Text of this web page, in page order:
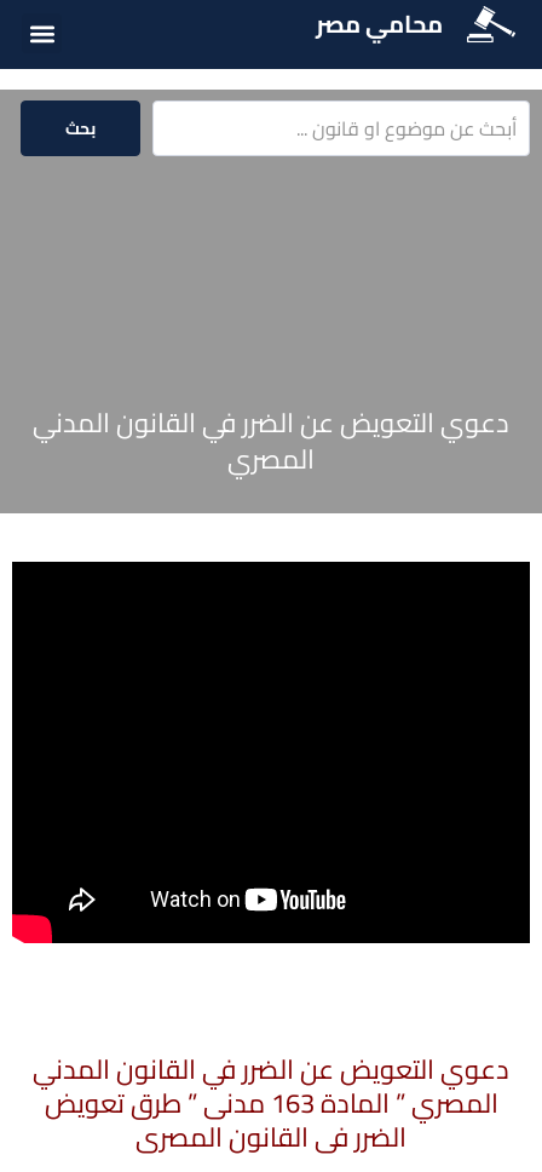
محامي مصر
بحث
دعوي التعويض عن الضرر في القانون المدني
المصري
دعوي التعويض عن الضرر في القانون المدني
المصري ” المادة 163 مدنى ” طرق تعويض
الضرر فى القانون المصرى